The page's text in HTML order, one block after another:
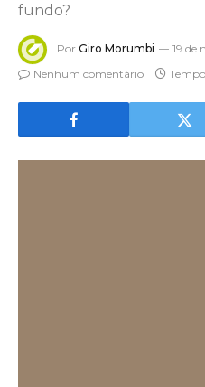
fundo?
Por Giro Morumbi
19 de
Nenhum comentário